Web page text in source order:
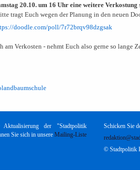
20.10. um 16 Uhr eine weitere Verkostung
tragt Euch wegen der Planung in den neuen
doodle.com/poll/7r72brqv98dzgsak
Verkosten - nehmt Euch also gerne so lange
der "Stadtpolitik
Sie sich in unsereMailing-Liste
Schicken Sie
© Stadtpolitik